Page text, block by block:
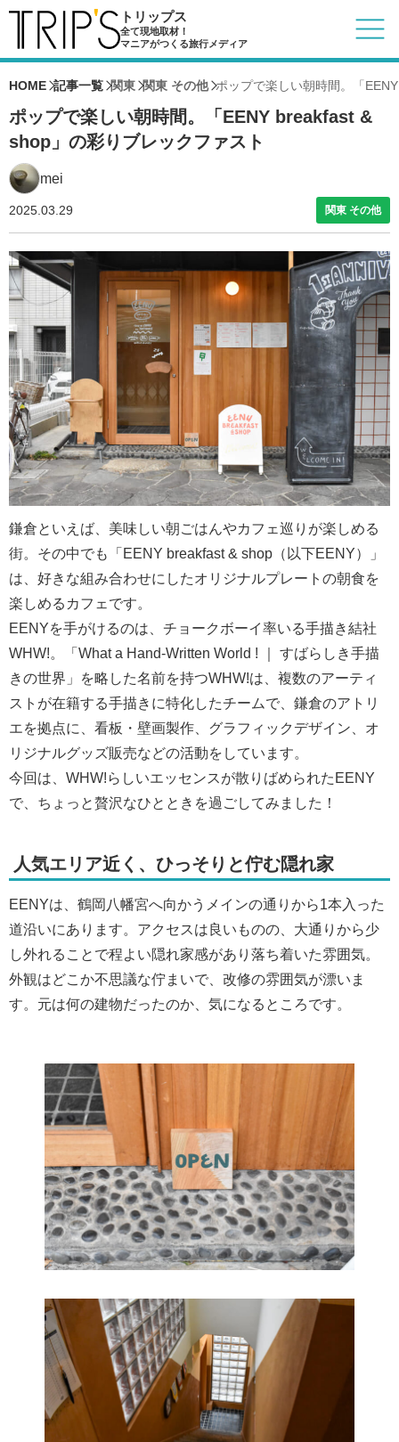
トリップス
全て現地取材！
マニアがつくる旅行メディア
HOME 記事一覧 関東 関東 その他 ポップで楽しい朝時間。「
ポップで楽しい朝時間。「EENY breakfast &
shop」の彩りブレックファスト
mei
関東 その他
2025.03.29
鎌倉といえば、美味しい朝ごはんやカフェ巡りが楽しめる
街。その中でも「EENY breakfast & shop（以下EENY）」
は、好きな組み合わせにしたオリジナルプレートの朝食を
楽しめるカフェです。
EENYを手がけるのは、チョークボーイ率いる手描き結社
WHW!。「What a Hand-Written World ! ｜ すばらしき手描
きの世界」を略した名前を持つWHW!は、複数のアーティ
ストが在籍する手描きに特化したチームで、鎌倉のアトリ
エを拠点に、看板・壁画製作、グラフィックデザイン、オ
リジナルグッズ販売などの活動をしています。
今回は、WHW!らしいエッセンスが散りばめられたEENY
で、ちょっと贅沢なひとときを過ごしてみました！
人気エリア近く、ひっそりと佇む隠れ家
EENYは、鶴岡八幡宮へ向かうメインの通りから1本入った
道沿いにあります。アクセスは良いものの、大通りから少
し外れることで程よい隠れ家感があり落ち着いた雰囲気。
外観はどこか不思議な佇まいで、改修の雰囲気が漂いま
す。元は何の建物だったのか、気になるところです。